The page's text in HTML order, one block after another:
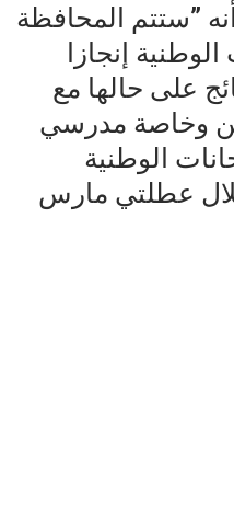
”ستتم المحافظة
إنجازا
على حالها مع
وخاصة مدرسي
الوطنية
عطلتي مارس